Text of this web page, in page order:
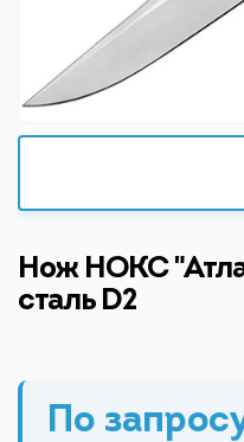
Нож НОКС
сталь D2
По